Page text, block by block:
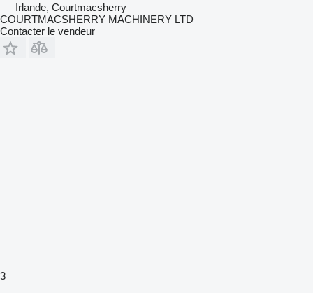
Irlande, Courtmacsherry
COURTMACSHERRY MACHINERY LTD
Contacter le vendeur
3